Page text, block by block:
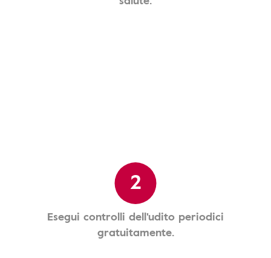
2
Esegui controlli dell'udito periodici
gratuitamente.